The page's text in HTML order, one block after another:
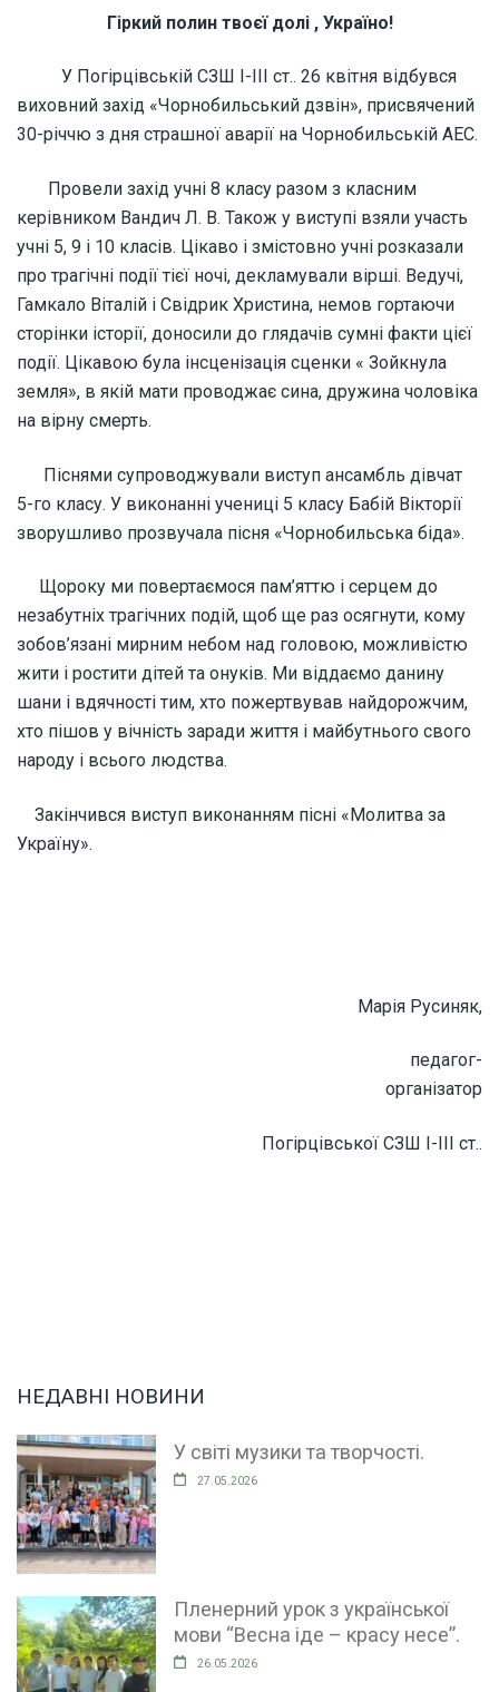
Гіркий полин твоєї долі , Україно!
У Погірцівській СЗШ І-ІІІ ст.. 26 квітня відбувся
виховний захід «Чорнобильський дзвін», присвячений
30-річчю з дня страшної аварії на Чорнобильській АЕС.
Провели захід учні 8 класу разом з класним
керівником Вандич Л. В. Також у виступі взяли участь
учні 5, 9 і 10 класів. Цікаво і змістовно учні розказали
про трагічні події тієї ночі, декламували вірші. Ведучі,
Гамкало Віталій і Свідрик Христина, немов гортаючи
сторінки історії, доносили до глядачів сумні факти цієї
події. Цікавою була інсценізація сценки « Зойкнула
земля», в якій мати проводжає сина, дружина чоловіка
на вірну смерть.
Піснями супроводжували виступ ансамбль дівчат
5-го класу. У виконанні учениці 5 класу Бабій Вікторії
зворушливо прозвучала пісня «Чорнобильська біда».
Щороку ми повертаємося пам’яттю і серцем до
незабутніх трагічних подій, щоб ще раз осягнути, кому
зобов’язані мирним небом над головою, можливістю
жити і ростити дітей та онуків. Ми віддаємо данину
шани і вдячності тим, хто пожертвував найдорожчим,
хто пішов у вічність заради життя і майбутнього свого
народу і всього людства.
Закінчився виступ виконанням пісні «Молитва за
Україну».
Марія Русиняк,
педагог-
організатор
Погірцівської СЗШ І-ІІІ ст..
НЕДАВНІ НОВИНИ
У світі музики та творчості.
27.05.2026
Пленерний урок з української
мови “Весна іде – красу несе”.
26.05.2026